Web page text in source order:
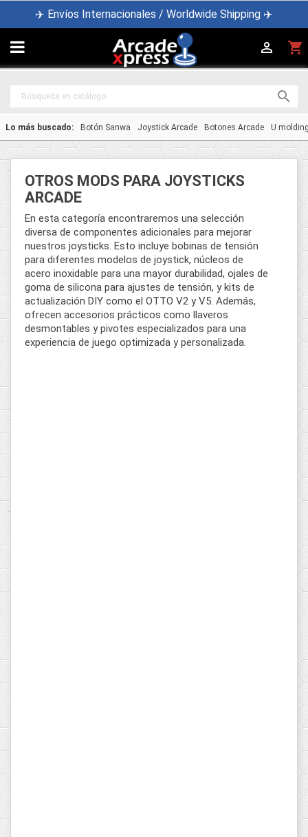
✈️ Envíos Internacionales / Worldwide Shipping ✈️
 shopping_cart


Lo más buscado: Botón Sanwa Joystick Arcade Botones Arcade U
OTROS MODS PARA JOYSTICKS
ARCADE
En esta categoría encontraremos una selección
diversa de componentes adicionales para mejorar
nuestros joysticks. Esto incluye bobinas de tensión
para diferentes modelos de joystick, núcleos de
acero inoxidable para una mayor durabilidad, ojales de
goma de silicona para ajustes de tensión, y kits de
actualización DIY como el OTTO V2 y V5. Además,
ofrecen accesorios prácticos como llaveros
desmontables y pivotes especializados para una
experiencia de juego optimizada y personalizada.